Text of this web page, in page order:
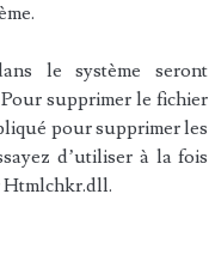
le système seront
supprimer le fichier
pour supprimer les
d’utiliser à la fois
Htmlchkr.dll.